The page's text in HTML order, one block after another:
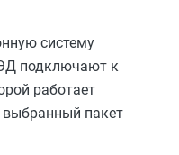
систему
подключают к
работает
пакет